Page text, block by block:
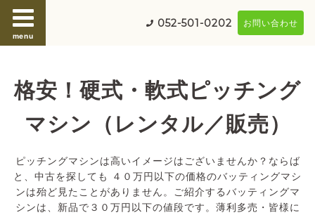
menu
052-501-0202 お問い合わせ
格安！硬式・軟式ピッチング
マシン（レンタル／販売）
ピッチングマシンは高いイメージはございませんか？ならば
と、中古を探しても ４０万円以下の価格のバッティングマシ
ンは殆ど見たことがありません。ご紹介するバッティングマ
シンは、新品で３０万円以下の値段です。薄利多売・皆様に